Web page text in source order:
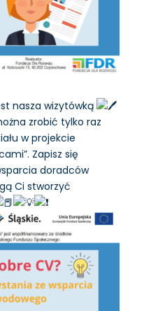
nasza wizytówką
zrobić tylko raz
w projekcie
Zapisz się
doradców
Ci stworzyć